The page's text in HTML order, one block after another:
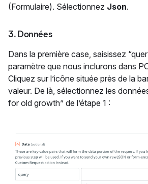
(Formulaire). Sélectionnez Json.
3. Données
Dans la première case, saisissez
paramètre que nous inclurons dans
Cliquez sur l’icône située près de la
valeur. De là, sélectionnez les
for old growth” de l’étape 1 :